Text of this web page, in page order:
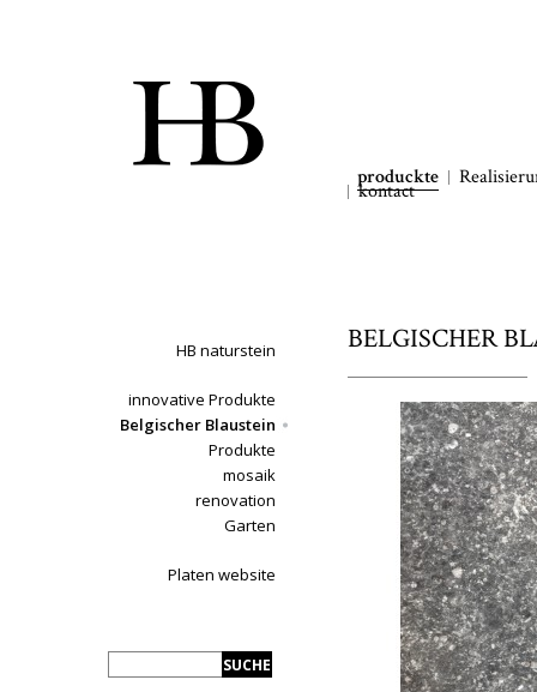
produckte
kontact
HB naturstein
innovative Produkte
Belgischer Blaustein
Produkte
mosaik
renovation
Garten
Platen website
BELGISCHER